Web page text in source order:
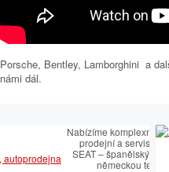
Porsche, Bentley, Lamborghini a
námi dál.
Nabízíme komplexní
prodejní a servisní
SEAT – španělský
německou